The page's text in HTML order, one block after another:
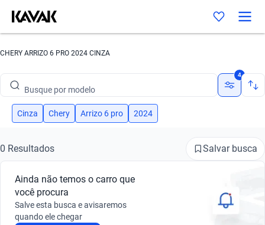
CHERY ARRIZO 6 PRO 2024 CINZA
Busque por modelo
Busque por versão
Busque por marca
Busque por modelo
Busque por versão
4
Cinza Chery Arrizo 6 pro 2024
0 Resultados Salvar busca
Ainda não temos o carro que
você procura
Salve esta busca e avisaremos
quando ele chegar